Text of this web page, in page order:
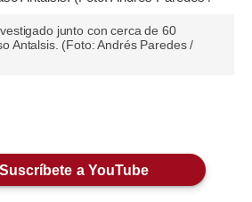
junto con cerca de 60
Antalsis. (Foto: Andrés Paredes /
Suscríbete a YouTube